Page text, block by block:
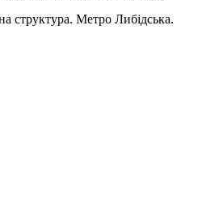
структура. Метро Либідська.